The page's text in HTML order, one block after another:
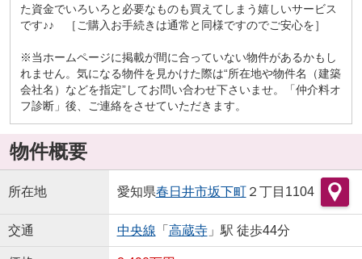
た資金でいろいろと必要なものも買えてしまう嬉しいサービス
です♪♪ ［ご購入お手続きは通常と同様ですのでご安心を］
※当ホームページに掲載が間に合っていない物件があるかもし
れません。気になる物件を見かけた際は“所在地や物件名（建築
会社名）などを指定”してお問い合わせ下さいませ。「仲介料オ
フ診断」後、ご連絡をさせていただきます。
物件概要
所在地 愛知県春日井市坂下町２丁目1104
交通 中央線 「 高蔵寺」駅 徒歩44分